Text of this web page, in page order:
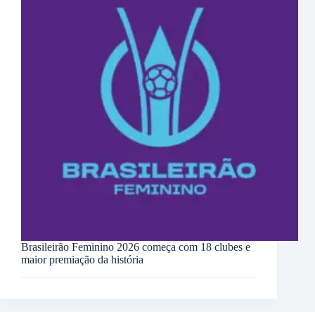
Brasileirão Feminino 2026 começa com 18 clubes e
maior premiação da história